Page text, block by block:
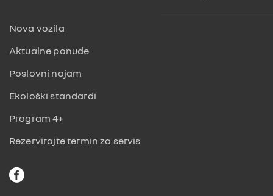
Nova vozila
Aktualne ponude
Poslovni najam
Ekološki standardi
Program 4+
Rezervirajte termin za servis
F